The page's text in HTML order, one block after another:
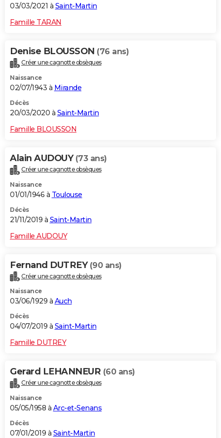
03/03/2021 à Saint-Martin
Famille TARAN
Denise BLOUSSON (76 ans)
Créer une cagnotte obsèques
Naissance
02/07/1943 à Mirande
Décès
20/03/2020 à Saint-Martin
Famille BLOUSSON
Alain AUDOUY (73 ans)
Créer une cagnotte obsèques
Naissance
01/01/1946 à Toulouse
Décès
21/11/2019 à Saint-Martin
Famille AUDOUY
Fernand DUTREY (90 ans)
Créer une cagnotte obsèques
Naissance
03/06/1929 à Auch
Décès
04/07/2019 à Saint-Martin
Famille DUTREY
Gerard LEHANNEUR (60 ans)
Créer une cagnotte obsèques
Naissance
05/05/1958 à Arc-et-Senans
Décès
07/01/2019 à Saint-Martin